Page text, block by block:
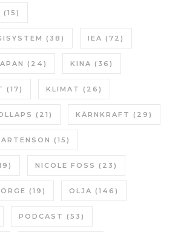
(15)
(38) IEA (72)
(24) KINA (36)
(17) KLIMAT (26)
(21) KÄRNKRAFT (29)
(15)
NICOLE FOSS (23)
(19) OLJA (146)
PODCAST (53)